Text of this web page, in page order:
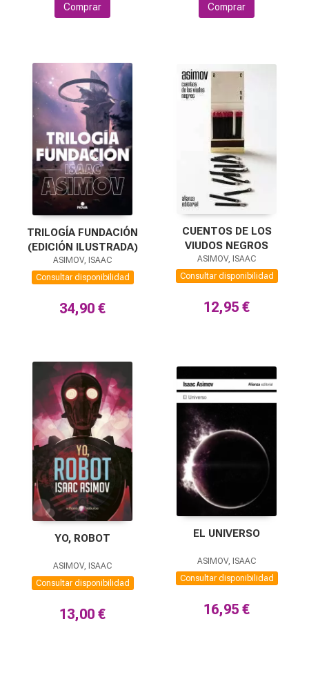
Comprar Comprar
TRILOGÍA FUNDACIÓN
(EDICIÓN ILUSTRADA)
ASIMOV, ISAAC
Consultar disponibilidad
34,90 €
CUENTOS DE LOS
VIUDOS NEGROS
ASIMOV, ISAAC
Consultar disponibilidad
12,95 €
YO, ROBOT
ASIMOV, ISAAC
Consultar disponibilidad
13,00 €
EL UNIVERSO
ASIMOV, ISAAC
Consultar disponibilidad
16,95 €